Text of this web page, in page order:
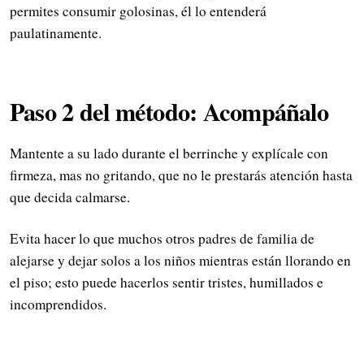
permites consumir golosinas, él lo entenderá
paulatinamente.
Paso 2 del método: Acompáñalo
Mantente a su lado durante el berrinche y explícale con
firmeza, mas no gritando, que no le prestarás atención hasta
que decida calmarse.
Evita hacer lo que muchos otros padres de familia de
alejarse y dejar solos a los niños mientras están llorando en
el piso; esto puede hacerlos sentir tristes, humillados e
incomprendidos.